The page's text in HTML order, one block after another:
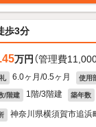
歩3分
万円 （管理費11,000
6.0ヶ月/0.5ヶ月 使用
/階建 1階/3階建 築年数
神奈川県横須賀市追浜